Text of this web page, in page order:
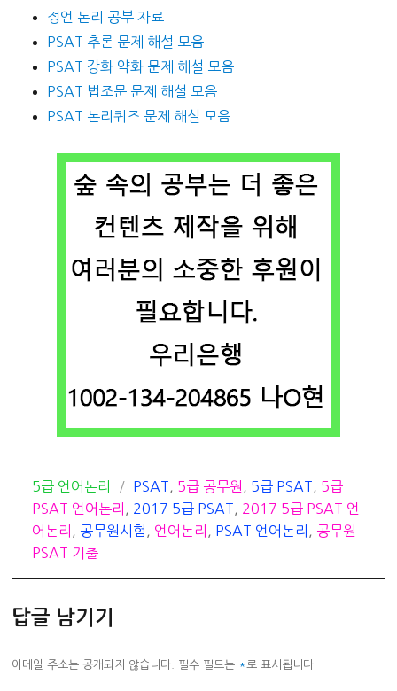
정언 논리 공부 자료
PSAT 추론 문제 해설 모음
PSAT 강화 약화 문제 해설 모음
PSAT 법조문 문제 해설 모음
PSAT 논리퀴즈 문제 해설 모음
카
테
고
리
5급 언어논리
태
그
PSAT, 5급 공무원 , 5급 PSAT, 5급
PSAT 언어논리 , 2017 5급 PSAT, 2017 5급 PSAT 언
어논리 , 공무원시험 , 언어논리 , PSAT 언어논리 , 공무원
PSAT 기출
답글 남기기
이메일 주소는 공개되지 않습니다. 필수 필드는 *로 표시됩니다